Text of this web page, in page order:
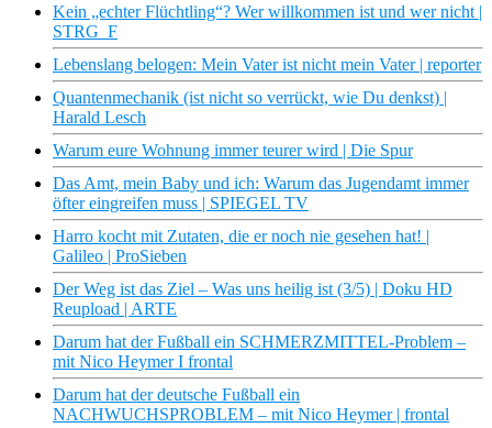
Kein „echter Flüchtling“? Wer willkommen ist und wer nicht |
STRG_F
Lebenslang belogen: Mein Vater ist nicht mein Vater | reporter
Quantenmechanik (ist nicht so verrückt, wie Du denkst) |
Harald Lesch
Warum eure Wohnung immer teurer wird | Die Spur
Das Amt, mein Baby und ich: Warum das Jugendamt immer
öfter eingreifen muss | SPIEGEL TV
Harro kocht mit Zutaten, die er noch nie gesehen hat! |
Galileo | ProSieben
Der Weg ist das Ziel – Was uns heilig ist (3/5) | Doku HD
Reupload | ARTE
Darum hat der Fußball ein SCHMERZMITTEL-Problem –
mit Nico Heymer I frontal
Darum hat der deutsche Fußball ein
NACHWUCHSPROBLEM – mit Nico Heymer | frontal